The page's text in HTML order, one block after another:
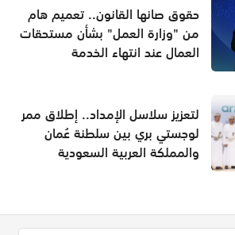
حقوق صانها القانون.. تعميم هام
من "وزارة العمل" بشأن مستحقات
العمال عند انتهاء الخدمة
لتعزيز سلاسل الإمداد.. إطلاق ممر
لوجستي بري بين سلطنة عُمان
والمملكة العربية السعودية